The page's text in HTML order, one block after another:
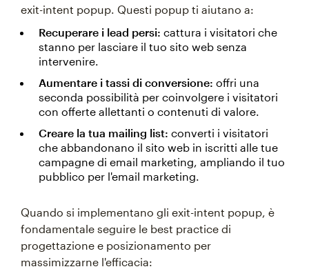
exit-intent popup. Questi popup ti aiutano a:
Recuperare i lead persi: cattura i visitatori che
stanno per lasciare il tuo sito web senza
intervenire.
Aumentare i tassi di conversione: offri una
seconda possibilità per coinvolgere i visitatori
con offerte allettanti o contenuti di valore.
Creare la tua mailing list: converti i visitatori
che abbandonano il sito web in iscritti alle tue
campagne di email marketing, ampliando il tuo
pubblico per l'email marketing.
Quando si implementano gli exit-intent popup, è
fondamentale seguire le best practice di
progettazione e posizionamento per
massimizzarne l'efficacia: